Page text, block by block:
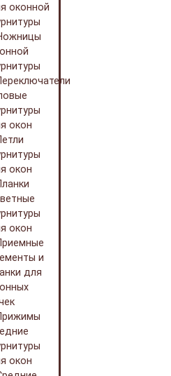
оконной
окон
окон
окон
и
для
окон